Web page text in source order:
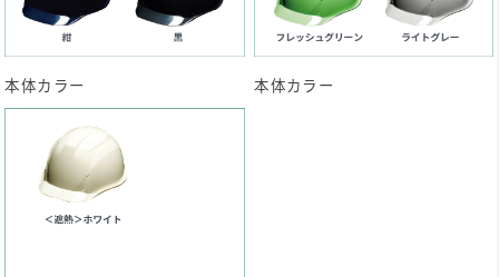
本体カラー 本体カラー